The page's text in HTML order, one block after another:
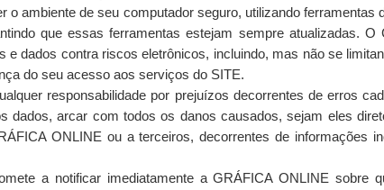
o ambiente de seu computador seguro, utilizando
que essas ferramentas estejam sempre atualizadas.
e dados contra riscos eletrônicos, incluindo, mas não se
do seu acesso aos serviços do SITE.
responsabilidade por prejuízos decorrentes de erros
dados, arcar com todos os danos causados, sejam eles
ONLINE ou a terceiros, decorrentes de informações
a notificar imediatamente a GRÁFICA ONLINE sobre